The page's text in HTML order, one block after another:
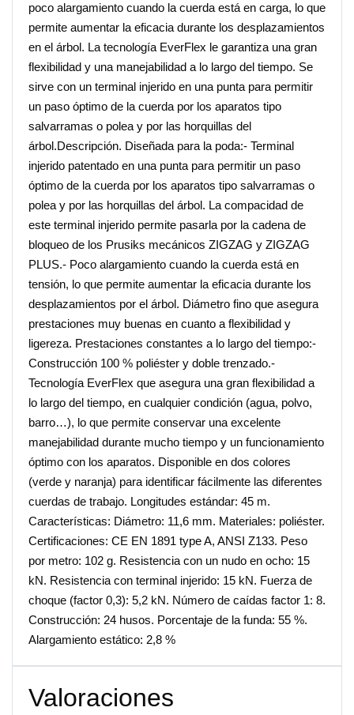
poco alargamiento cuando la cuerda está en carga, lo que
permite aumentar la eficacia durante los desplazamientos
en el árbol. La tecnología EverFlex le garantiza una gran
flexibilidad y una manejabilidad a lo largo del tiempo. Se
sirve con un terminal injerido en una punta para permitir
un paso óptimo de la cuerda por los aparatos tipo
salvarramas o polea y por las horquillas del
árbol.Descripción. Diseñada para la poda:- Terminal
injerido patentado en una punta para permitir un paso
óptimo de la cuerda por los aparatos tipo salvarramas o
polea y por las horquillas del árbol. La compacidad de
este terminal injerido permite pasarla por la cadena de
bloqueo de los Prusiks mecánicos ZIGZAG y ZIGZAG
PLUS.- Poco alargamiento cuando la cuerda está en
tensión, lo que permite aumentar la eficacia durante los
desplazamientos por el árbol. Diámetro fino que asegura
prestaciones muy buenas en cuanto a flexibilidad y
ligereza. Prestaciones constantes a lo largo del tiempo:-
Construcción 100 % poliéster y doble trenzado.-
Tecnología EverFlex que asegura una gran flexibilidad a
lo largo del tiempo, en cualquier condición (agua, polvo,
barro…), lo que permite conservar una excelente
manejabilidad durante mucho tiempo y un funcionamiento
óptimo con los aparatos. Disponible en dos colores
(verde y naranja) para identificar fácilmente las diferentes
cuerdas de trabajo. Longitudes estándar: 45 m.
Características: Diámetro: 11,6 mm. Materiales: poliéster.
Certificaciones: CE EN 1891 type A, ANSI Z133. Peso
por metro: 102 g. Resistencia con un nudo en ocho: 15
kN. Resistencia con terminal injerido: 15 kN. Fuerza de
choque (factor 0,3): 5,2 kN. Número de caídas factor 1: 8.
Construcción: 24 husos. Porcentaje de la funda: 55 %.
Alargamiento estático: 2,8 %
Valoraciones